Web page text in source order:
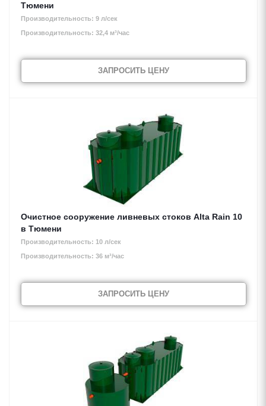
Тюмени
Производительность: 9 л/сек
Производительность: 32,4 м³/час
ЗАПРОСИТЬ ЦЕНУ
Очистное сооружение ливневых стоков Alta Rain 10
в Тюмени
Производительность: 10 л/сек
Производительность: 36 м³/час
ЗАПРОСИТЬ ЦЕНУ